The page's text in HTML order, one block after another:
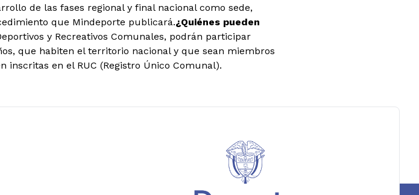
de las fases regional y final nacional como sede,
que Mindeporte publicará.¿Quiénes pueden
y Recreativos Comunales, podrán participar
que habiten el territorio nacional y que sean miembros
inscritas en el RUC (Registro Único Comunal).